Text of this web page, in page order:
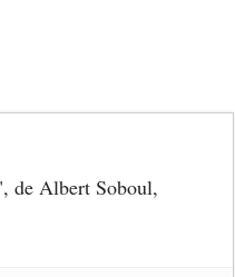
de Albert Soboul,